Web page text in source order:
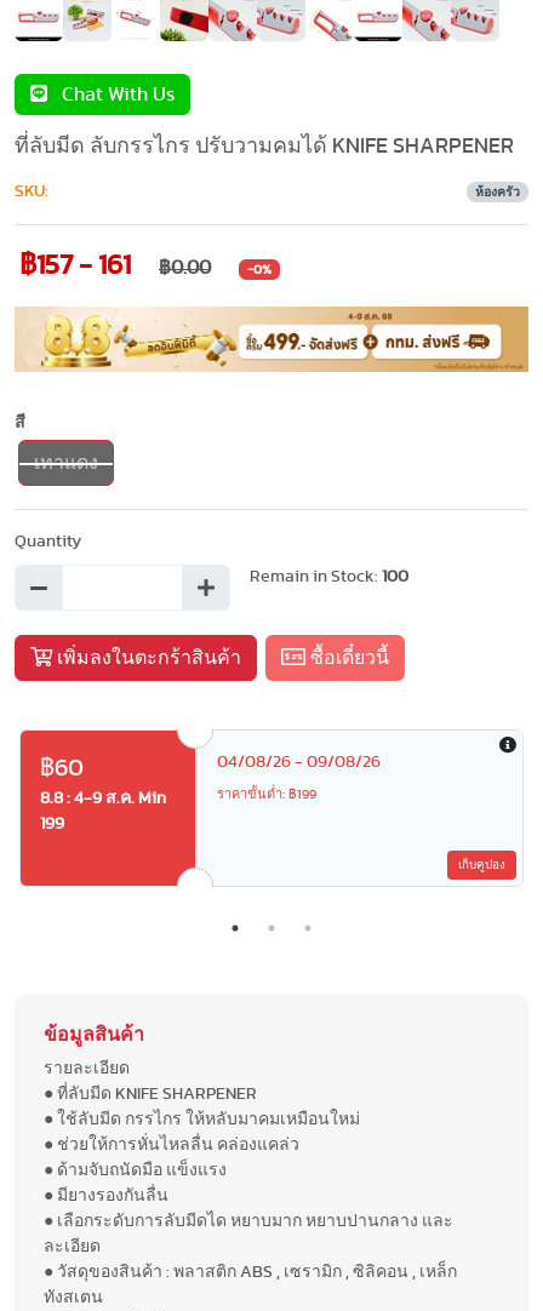
Chat With Us
ที่ลับมีด ลับกรรไกร ปรับวามคมได้ KNIFE SHARPENER
SKU: ห้องครัว
฿157 - 161 ฿0.00 -0%
สี
เทาแดง
Quantity
Remain in Stock: 100
เพิ่มลงในตะกร้าสินค้า ซื้อเดี๋ยวนี้
฿60
8.8 : 4-9 ส.ค. Min
199
04/08/26 - 09/08/26
ราคาขั้นต่ำ: ฿199
เก็บคูปอง
ข้อมูลสินค้า
รายละเอียด
● ที่ลับมีด KNIFE SHARPENER
● ใช้ลับมีด กรรไกร ให้หลับมาคมเหมือนใหม่
● ช่วยให้การหั่นไหลลื่น คล่องแคล่ว
● ด้ามจับถนัดมือ แข็งแรง
● มียางรองกันลื่น
● เลือกระดับการลับมีดได หยาบมาก หยาบปานกลาง และ
ละเอียด
● วัสดุของสินค้า : พลาสติก ABS , เซรามิก , ซิลิคอน , เหล็ก
ทังสเตน